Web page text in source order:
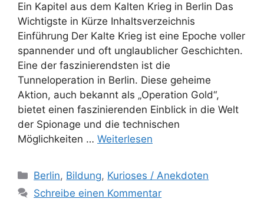
Ein Kapitel aus dem Kalten Krieg in Berlin Das
Wichtigste in Kürze Inhaltsverzeichnis
Einführung Der Kalte Krieg ist eine Epoche voller
spannender und oft unglaublicher Geschichten.
Eine der faszinierendsten ist die
Tunneloperation in Berlin. Diese geheime
Aktion, auch bekannt als „Operation Gold“,
bietet einen faszinierenden Einblick in die Welt
der Spionage und die technischen
Möglichkeiten … Weiterlesen
Kategorien
Berlin, Bildung, Kurioses / Anekdoten
Schreibe einen Kommentar